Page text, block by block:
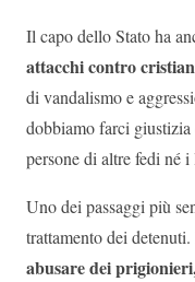
Il capo dello Stato ha
attacchi contro
di vandalismo e
dobbiamo farci
persone di altre fedi né
Uno dei passaggi più
trattamento dei
abusare dei